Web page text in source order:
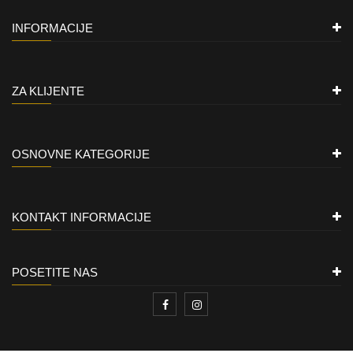
INFORMACIJE
ZA KLIJENTE
OSNOVNE KATEGORIJE
KONTAKT INFORMACIJE
POSETITE NAS